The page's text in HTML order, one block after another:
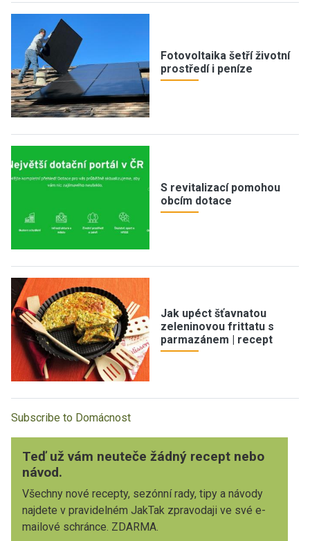
Fotovoltaika šetří životní
prostředí i peníze
S revitalizací pomohou
obcím dotace
Jak upéct šťavnatou
zeleninovou frittatu s
parmazánem | recept
Subscribe to Domácnost
Teď už vám neuteče žádný recept nebo
návod.
Všechny nové recepty, sezónní rady, tipy a návody
najdete v pravidelném JakTak zpravodaji ve své e-
mailové schránce. ZDARMA.